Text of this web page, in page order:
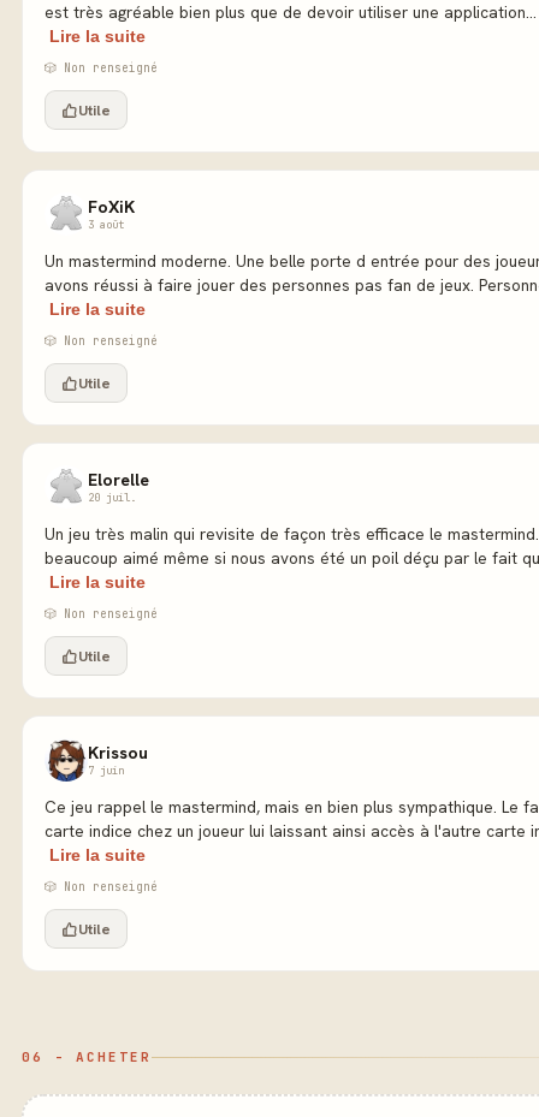
est très agréable bien plus que de devoir utiliser une application…
Lire la suite
🎲 Non renseigné
Utile
FoXiK
3 août
Un mastermind moderne. Une belle porte d entrée pour des
avons réussi à faire jouer des personnes pas fan de jeux.
Lire la suite
🎲 Non renseigné
Utile
Elorelle
20 juil.
Un jeu très malin qui revisite de façon très efficace le mastermind.
beaucoup aimé même si nous avons été un poil déçu par le fait
Lire la suite
🎲 Non renseigné
Utile
Krissou
7 juin
Ce jeu rappel le mastermind, mais en bien plus sympathique. Le
carte indice chez un joueur lui laissant ainsi accès à l'autre carte
Lire la suite
🎲 Non renseigné
Utile
06 - ACHETER